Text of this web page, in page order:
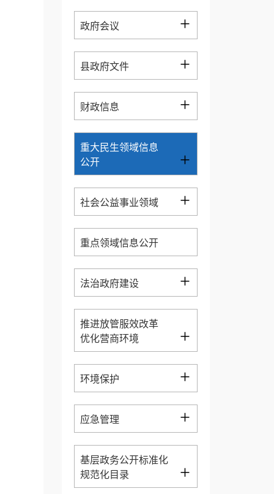
政府会议 +
县政府文件 +
财政信息 +
重大民生领域信息
公开
+
社会公益事业领域 +
重点领域信息公开
法治政府建设 +
推进放管服效改革
优化营商环境
+
环境保护 +
应急管理 +
基层政务公开标准化
规范化目录
+